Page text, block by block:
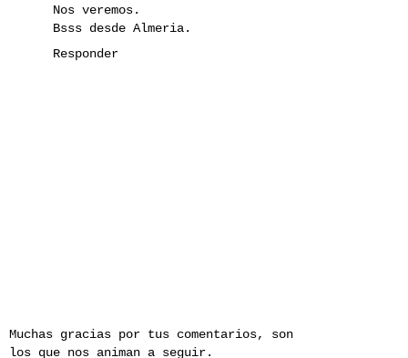
Nos veremos.
Bsss desde Almeria.
Responder
Muchas gracias por tus comentarios, son
los que nos animan a seguir.